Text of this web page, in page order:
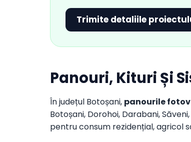
Trimite detaliile
Panouri, Kituri Și
În județul Botoșani, panourile
Botoșani, Dorohoi, Darabani,
pentru consum rezidențial, agricol